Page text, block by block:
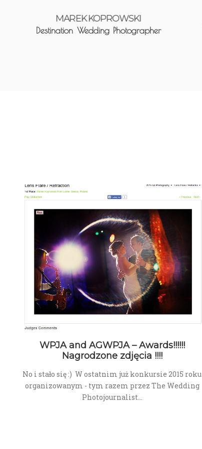
MAREK KOPROWSKI
Destination Wedding Photographer
WPJA and AGWPJA – Awards!!!!!!
Nagrodzone zdjęcia !!!!
No i stało się :) W ostatnim już konkursie 2015 roku
organizowanym - tym razem przez The Wedding
Photojournalist…